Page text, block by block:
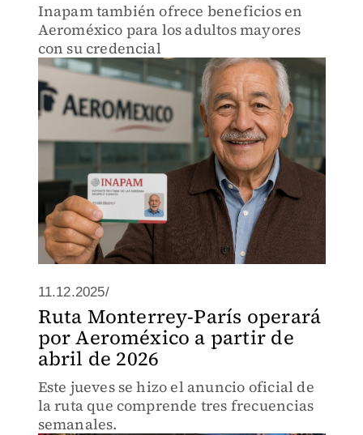
Inapam también ofrece beneficios en
Aeroméxico para los adultos mayores
con su credencial
11.12.2025/
Ruta Monterrey-París operará
por Aeroméxico a partir de
abril de 2026
Este jueves se hizo el anuncio oficial de
la ruta que comprende tres frecuencias
semanales.